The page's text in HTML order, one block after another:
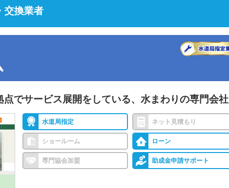
交換業者
でサービス展開をしている、水まわりの専門会社
水道局指定 ネット見積もり
ショールーム ローン
専門協会加盟 助成金申請サポート